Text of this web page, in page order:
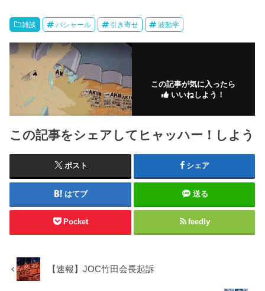
雑談 バシャール 引き寄せ 波動学
この記事が気に入ったら
いいねしよう！
この記事をシェアしてヒャッハー！しよう
ポスト シェア
はてブ 送る
Pocket feedly
【速報】JOC竹田会長起訴